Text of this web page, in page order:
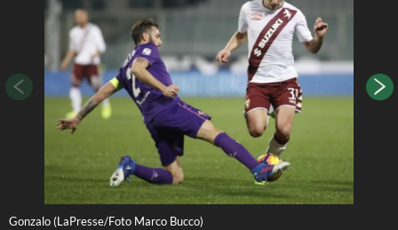
Gonzalo (LaPresse/Foto Marco Bucco)